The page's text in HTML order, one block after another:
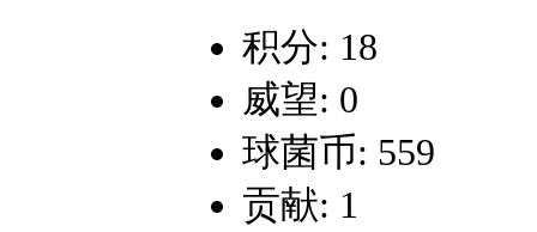
积分: 18
威望: 0
球菌币: 559
贡献: 1